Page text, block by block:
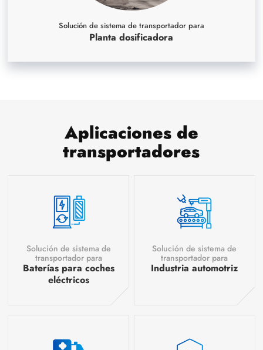
Solución de sistema de transportador para
Planta dosificadora
Aplicaciones de
transportadores
Solución de sistema de
transportador para
Baterías para coches
eléctricos
Solución de sistema de
transportador para
Industria automotriz